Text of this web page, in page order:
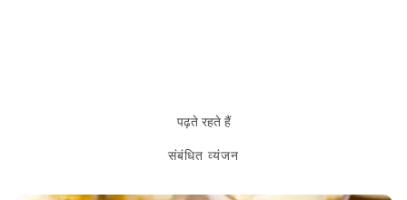
पढ़ते रहते हैं
संबंधित व्यंजन